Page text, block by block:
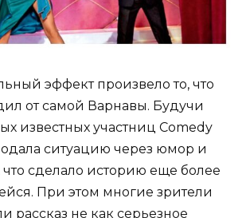
эффект произвело то, что
от самой Варнавы. Будучи
известных участниц Comedy
ситуацию через юмор и
сделало историю еще более
При этом многие зрители
рассказ не как серьезное